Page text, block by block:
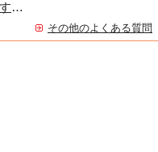
代金の支払いはどのような方法ですか？
その他のよくある質問